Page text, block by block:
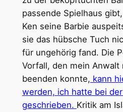
passende Spielhaus
Ken seine Barbie
sie das hübsche Tuch
für ungehörig fand. Die
Vorfall, den mein Anwalt
beenden konnte, kann
werden, ich hatte bei der
geschrieben. Kritik am